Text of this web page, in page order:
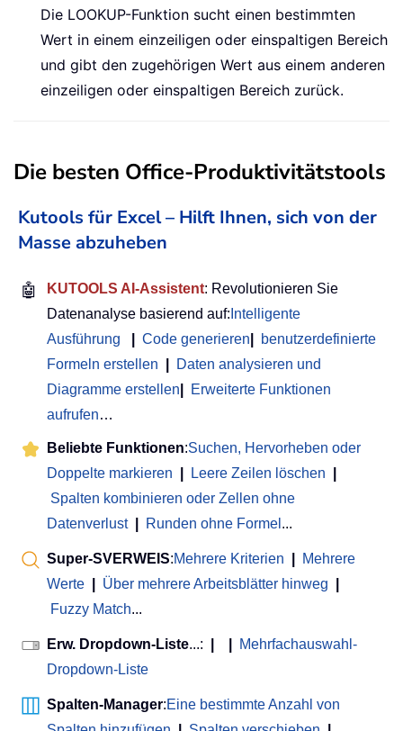
Die LOOKUP-Funktion sucht einen bestimmten
Wert in einem einzeiligen oder einspaltigen Bereich
und gibt den zugehörigen Wert aus einem anderen
einzeiligen oder einspaltigen Bereich zurück.
Die besten Office-Produktivitätstools
Kutools für Excel – Hilft Ihnen, sich von der
Masse abzuheben
🤖 KUTOOLS AI-Assistent: Revolutionieren Sie
Datenanalyse basierend auf: Intelligente
Ausführung
Code generieren
benutzerdefinierte
Formeln erstellen
Daten analysieren und
Diagramme erstellen
Erweiterte Funktionen
aufrufen…
Beliebte Funktionen:Suchen, Hervorheben oder
Doppelte markieren
Leere Zeilen löschen
Spalten kombinieren oder Zellen ohne
Datenverlust
Runden ohne Formel ...
Super-SVERWEIS:Mehrere Kriterien
Mehrere
Werte
Über mehrere Arbeitsblätter hinweg
Fuzzy Match...
Erw. Dropdown-Liste...:
Mehrfachauswahl-
Dropdown-Liste
Spalten-Manager:Eine bestimmte Anzahl von